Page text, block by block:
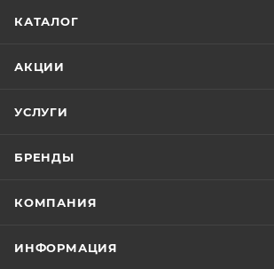
КАТАЛОГ
АКЦИИ
УСЛУГИ
БРЕНДЫ
КОМПАНИЯ
ИНФОРМАЦИЯ